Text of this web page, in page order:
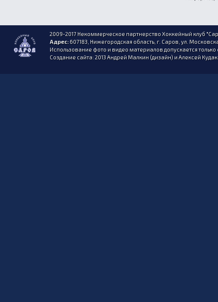
2009-2017 Некоммерческое партнерство Хоккейный клуб
Адрес:607183, Нижегородская область, г. Саров, ул.
Использование фото и видео материалов допускается
Создание сайта: 2013 Андрей Малкин (дизайн) и Алексей